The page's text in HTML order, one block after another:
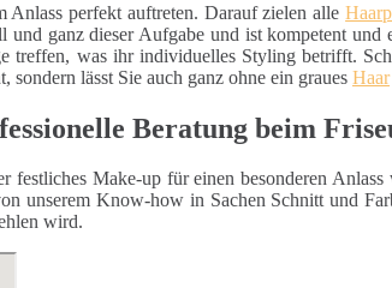
Anlass perfekt auftreten. Darauf zielen alle
ganz dieser Aufgabe und ist kompetent und
treffen, was ihr individuelles Styling betrifft.
lässt Sie auch ganz ohne ein graues Haar
Beratung beim
Make-up für einen besonderen
unserem Know-how in Sachen Schnitt und
wird.